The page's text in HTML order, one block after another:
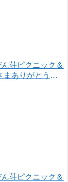
荘ピクニック＆
まありがとうご
荘ピクニック＆